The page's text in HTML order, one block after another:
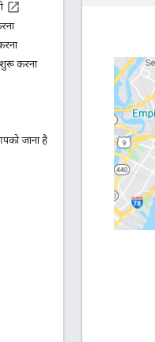
करना
जाना है